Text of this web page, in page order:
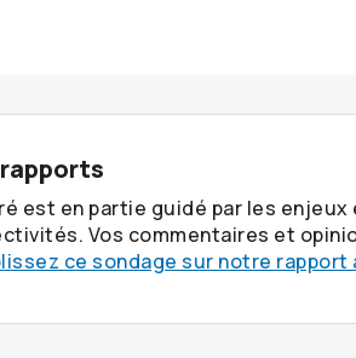
est en partie guidé par les
Vos commentaires et
ce sondage sur notre rapport